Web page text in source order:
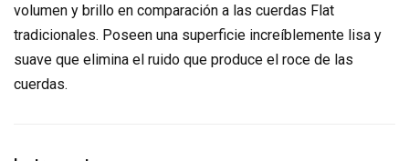
volumen y brillo en comparación a las cuerdas Flat
tradicionales. Poseen una superficie increíblemente lisa y
suave que elimina el ruido que produce el roce de las
cuerdas.